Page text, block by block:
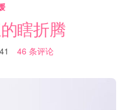
瞎折腾
46 条评论